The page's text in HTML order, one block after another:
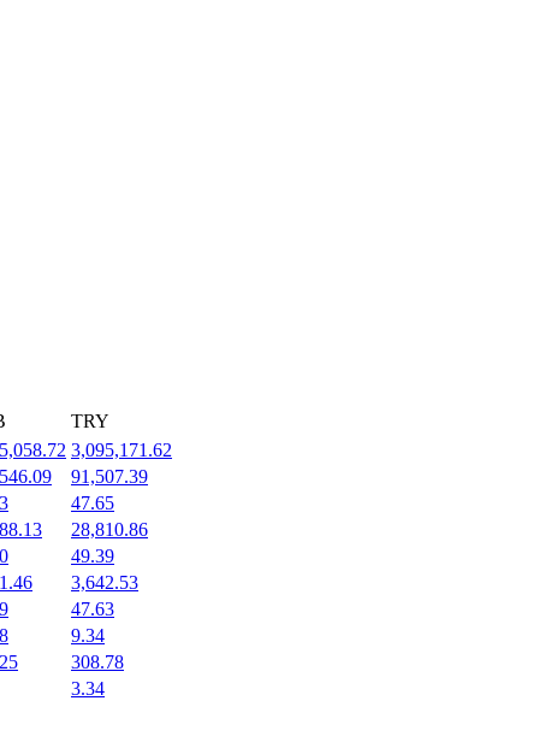
TRY
3,095,171.62
91,507.39
47.65
28,810.86
49.39
3,642.53
47.63
9.34
308.78
3.34